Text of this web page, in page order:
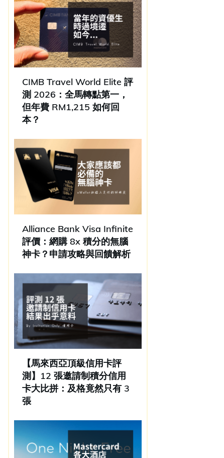
CIMB Travel World Elite 評
測 2026：全馬轉點第一，
但年費 RM1,215 如何回
本？
Alliance Bank Visa Infinite
評價：網購 8x 積分的無腦
神卡？申請攻略與回饋解析
【馬來西亞頂級信用卡評
測】12 張邀請制積分信用
卡大比拼：及格竟然只有 3
張